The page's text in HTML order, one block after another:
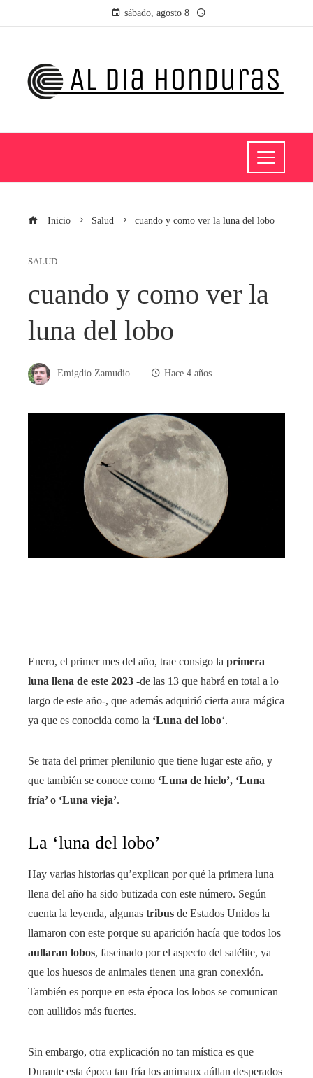
sábado, agosto 8
Inicio Salud cuando y como ver la luna del lobo
SALUD
cuando y como ver la
luna del lobo
Emigdio Zamudio Hace 4 años
Enero, el primer mes del año, trae consigo la primera
luna llena de este 2023 -de las 13 que habrá en total a lo
largo de este año-, que además adquirió cierta aura mágica
ya que es conocida como la ‘Luna del lobo‘.
Se trata del primer plenilunio que tiene lugar este año, y
que también se conoce como ‘Luna de hielo’, ‘Luna
fría’ o ‘Luna vieja’.
La ‘luna del lobo’
Hay varias historias qu’explican por qué la primera luna
llena del año ha sido butizada con este número. Según
cuenta la leyenda, algunas tribus de Estados Unidos la
llamaron con este porque su aparición hacía que todos los
aullaran lobos, fascinado por el aspecto del satélite, ya
que los huesos de animales tienen una gran conexión.
También es porque en esta época los lobos se comunican
con aullidos más fuertes.
Sin embargo, otra explicación no tan mística es que
Durante esta época tan fría los animaux aúllan desperados